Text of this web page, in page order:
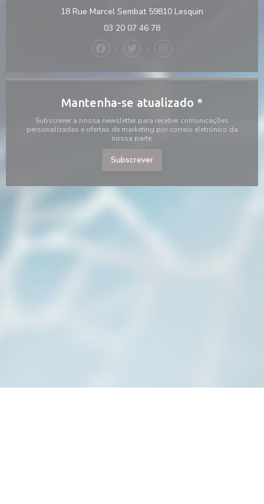
18 Rue Marcel Sembat 59810 Lesquin
03 20 07 46 78
Facebook ((abre numa nova janela))
Twitter ((abre numa nova
Instagram ((abre numa
Mantenha-se atualizado *
Subscrever a nossa newsletter para receber comunicações
personalizadas e ofertas de marketing por correio eletrónico da
nossa parte.
Subscrever